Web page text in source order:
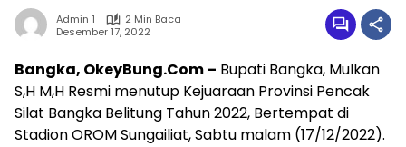
Admin 1
2 Min Baca
Desember 17, 2022
Bangka, OkeyBung.Com – Bupati Bangka, Mulkan
S,H M,H Resmi menutup Kejuaraan Provinsi Pencak
Silat Bangka Belitung Tahun 2022, Bertempat di
Stadion OROM Sungailiat, Sabtu malam (17/12/2022).